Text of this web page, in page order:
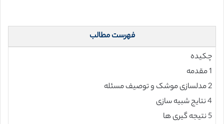
فهرست مطالب
چکیده
1 مقدمه
2 مدلسازی موشک و توصیف مسئله
4 نتایج شبیه سازی
5 نتیجه گیری ها